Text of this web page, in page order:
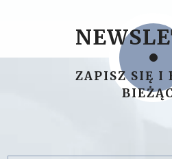
ZAPISZ SIĘ I